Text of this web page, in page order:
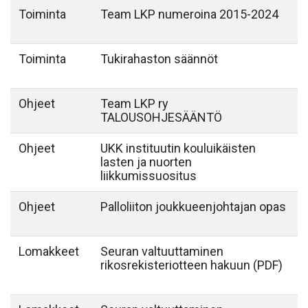
Toiminta
Team LKP numeroina 2015-2024
Toiminta
Tukirahaston säännöt
Ohjeet
Team LKP ry
TALOUSOHJESÄÄNTÖ
Ohjeet
UKK instituutin kouluikäisten
lasten ja nuorten
liikkumissuositus
Ohjeet
Palloliiton joukkueenjohtajan opas
Lomakkeet
Seuran valtuuttaminen
rikosrekisteriotteen hakuun (PDF)